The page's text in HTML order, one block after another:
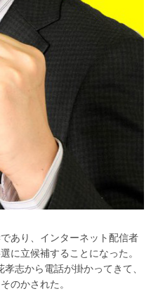
あり、インターネット配信者
に立候補することになった。
志から電話が掛かってきて、
のかされた。